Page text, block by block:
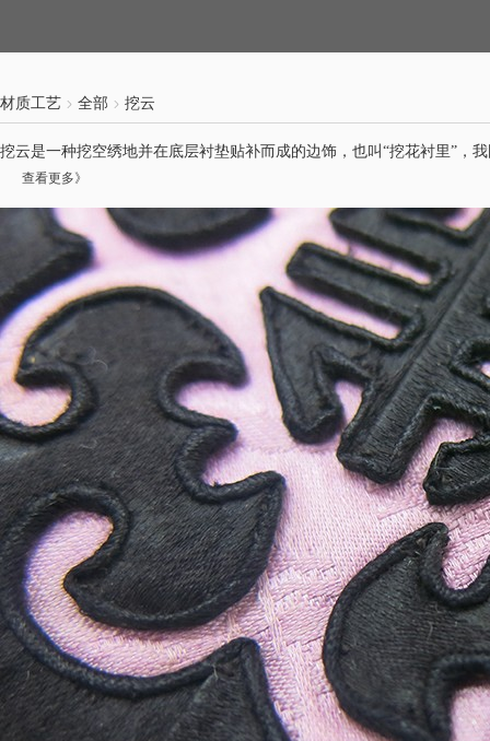
材质工艺 全部 挖云
挖云是一种挖空绣地并在底层衬垫贴补而成的边饰，也叫“挖花衬里”，
查看更多》